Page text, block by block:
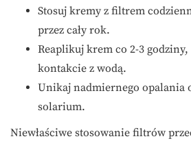
Stosuj kremy z filtrem
przez cały rok.
Reaplikuj krem co 2-3 godziny,
kontakcie z wodą.
Unikaj nadmiernego opalania
solarium.
Niewłaściwe stosowanie filtrów